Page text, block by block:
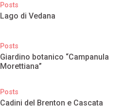
Posts
Lago di Vedana
Posts
Giardino botanico “Campanula
Morettiana”
Posts
Cadini del Brenton e Cascata